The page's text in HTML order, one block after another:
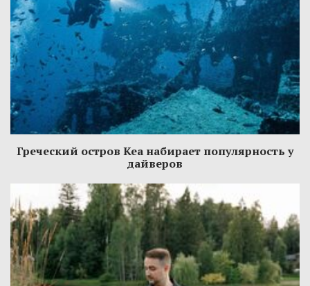
Греческий остров Кеа набирает популярность у
дайверов